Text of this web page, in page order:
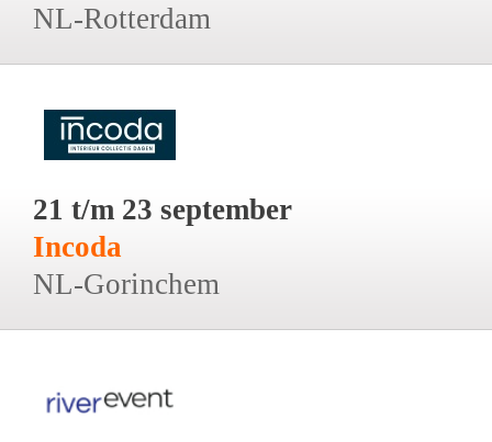
NL-Rotterdam
21 t/m 23 september
Incoda
NL-Gorinchem